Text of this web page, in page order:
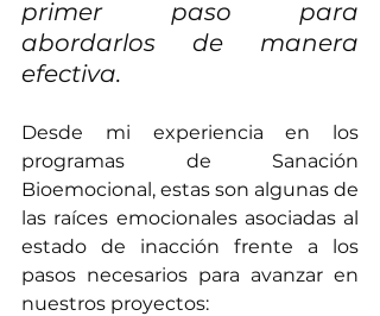
primer paso para
abordarlos de manera
efectiva.
Desde mi experiencia en los
programas de Sanación
Bioemocional, estas son algunas de
las raíces emocionales asociadas al
estado de inacción frente a los
pasos necesarios para avanzar en
nuestros proyectos: